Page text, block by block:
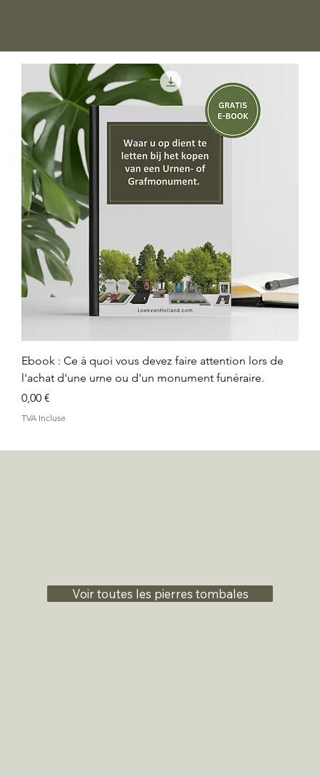
Ebook : Ce à quoi vous devez faire attention lors de
l'achat d'une urne ou d'un monument funéraire.
Prix
0,00 €
TVA Incluse
Voir toutes les pierres tombales